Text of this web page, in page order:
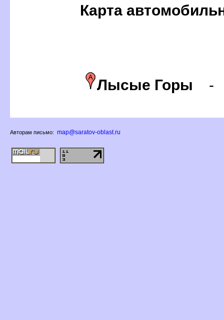
Карта
Лысые Горы
Авторам письмо: map@saratov-oblast.ru